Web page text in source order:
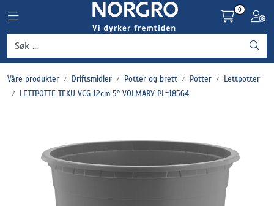
Toggle navigation
0
Våre produkter Driftsmidler Potter og brett Potter
Lettpotter
LETTPOTTE TEKU VCG 12cm 5° VOLMARY PL=18564
Grønnsaker
Settepotet og setteløk
Plantevern og nyttedyr
Blomster, potter og brett